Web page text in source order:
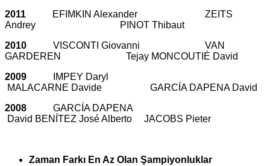
2011
EFIMKIN Alexander ZEITS
Andrey PINOT Thibaut
2010 VISCONTI Giovanni VAN
GARDEREN Tejay MONCOUTIÉ David
2009
IMPEY Daryl
MALACARNE Davide GARCÍA DAPENA David
2008 GARCÍA DAPENA
David BENÍTEZ José Alberto JACOBS Pieter
Zaman Farkı En Az Olan Şampiyonluklar